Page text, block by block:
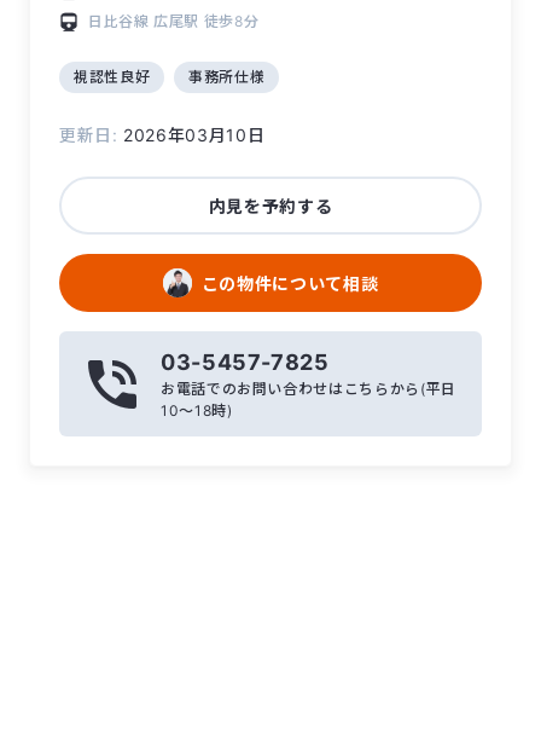
日比谷線広尾駅 徒歩8分
視認性良好 事務所仕様
更新日: 2026年03月10日
内見を予約する
この物件について相談
03-5457-7825
お電話でのお問い合わせはこちらから(平日
10〜18時)